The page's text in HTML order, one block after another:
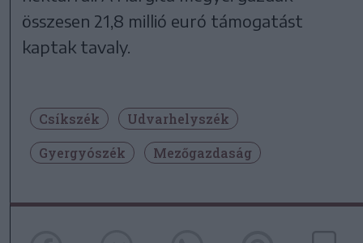
összesen 21,8 millió euró támogatást
kaptak tavaly.
Csíkszék
Udvarhelyszék
Gyergyószék
Mezőgazdaság